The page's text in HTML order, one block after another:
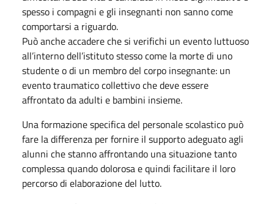
spesso i compagni e gli insegnanti non sanno come
comportarsi a riguardo.
Può anche accadere che si verifichi un evento luttuoso
all’interno dell’istituto stesso come la morte di uno
studente o di un membro del corpo insegnante: un
evento traumatico collettivo che deve essere
affrontato da adulti e bambini insieme.
Una formazione specifica del personale scolastico può
fare la differenza per fornire il supporto adeguato agli
alunni che stanno affrontando una situazione tanto
complessa quando dolorosa e quindi facilitare il loro
percorso di elaborazione del lutto.